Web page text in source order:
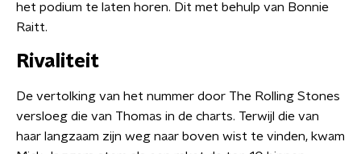
het podium te laten horen. Dit met behulp van Bonnie
Raitt.
Rivaliteit
De vertolking van het nummer door The Rolling Stones
versloeg die van Thomas in de charts. Terwijl die van
haar langzaam zijn weg naar boven wist te vinden, kwam